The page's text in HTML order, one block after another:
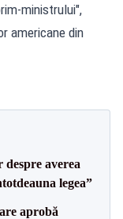
ministrului",
americane din
averea
legea”
aprobă